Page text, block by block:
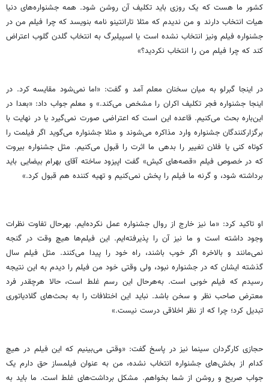
کشور ما هست که یک روزی باید تکلیف آن روشن شود. همه جشنواره‌های دنیا
هیات انتخاب دارند و من ندیدم که مثلا تارانتینو نامه بنویسد که چرا فیلم من در
جشنواره فیلم ونیز انتخاب نشده است یا اسپیلبرگ به انتخاب گلدن گلوب اعتراض
کند که چرا فیلم من را انتخاب نکردید؟»
در اینجا گبرلو به میان سخنان معلم آمد و گفت: «اما نمی‌شود مقایسه کرد. در
اینجا جشنواره فجر تکلیف اکران را مشخص می‌کند.» و معلم جواب داد: «بعدا در
این‌باره بحث می‌کنیم. قاعده این است که اعتراضی صورت نمی‌گیرد یا در ‌‌نهایت با
برگزارکنندگان جشنواره وارد مذاکره می‌شوند و مثلا جشنواره می‌گوید اگر فیلمت را
کوتاه کنی یا فلان تغییر را بدهی ما اثرت را قبول می‌کنیم. مثل جشنواره بیروت
که در خصوص فیلم «قصه‌های کیش» گفت اپیزود ساخته آقای بهرام بیضایی باید
برداشته شود، و گرنه ما فیلم را پخش نمی‌کنیم و تهیه کننده هم قبول کرد.»
او تاکید کرد: «ما نیز خارج از روال جشنواره عمل نکرده‌ایم. بهرحال تفاوت نظرات
وجود داشته است و ما نیز آن را پذیرفته‌ایم. این فیلم‌ها هیچ وقت در گنجه
نمی‌مانند و بالاخره اگر خوب باشند، راه خود را پیدا می‌کنند. مثل فیلم سال
گذشته ایشان که در جشنواره نبود، ولی وقتی خود من فیلم را دیدم به این نتیجه
رسیدم که فیلم خوبی است. به‌هرحال این رسم غلط است، حالا هرچقدر فرد
معترض صاحب نظر و سخن باشد. نباید این اختلافات را به بحث‌های گلادیاتوری
تبدیل کرد؛ چرا که از نظر اخلاقی درست نیست.»
حجازی کارگردان سینما نیز در پاسخ گفت: «وقتی می‌بینیم که این فیلم در هیچ
کدام از بخش‌های جشنواره انتخاب نشده، من به عنوان فیلمساز حق دارم یک
جواب صریح و روشن از شما بخواهم. مشکل برداشت‌های غلط است. ما باید به